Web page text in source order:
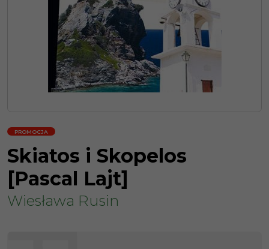
PROMOCJA
Skiatos i Skopelos
[Pascal Lajt]
Wiesława Rusin